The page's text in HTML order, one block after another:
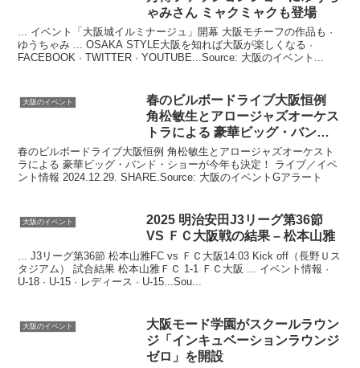
ゃみさん ミャクミャクも登場
... イベント「大阪城イルミナージュ」開幕 大阪モチーフの作品も ·
ゆうちゃみ ... OSAKA STYLE大阪を知れば大阪が楽しくなる ·
FACEBOOK · TWITTER · YOUTUBE...Source: 大阪のイベント...
大阪のイベント 春のビルボードライブ大阪恒例
角松敏生とアロージャズオーケス
トラによる 豪華ビッグ・バンド
…
春のビルボードライブ大阪恒例 角松敏生とアロージャズオーケスト
ラによる 豪華ビッグ・バンド・ショーが今年も決定！ ライブ／イベ
ント情報 2024.12.29. SHARE.Source: 大阪のイベントGアラート
大阪のイベント
2025 明治安田J3リーグ第36節
VS ＦＣ 大阪戦の結果 – 松本山雅
... J3リーグ第36節 松本山雅FC vs ＦＣ大阪14:03 Kick off（長野Ｕス
タジアム） 試合結果 松本山雅ＦＣ 1-1 ＦＣ大阪 ... イベント情報￼ ·
U-18 · U-15 · レディース · U-15...Sou...
大阪のイベント 大阪モード学園がスクールラウン
ジ「インキュベーションラウンジ
ゼロ」を開設